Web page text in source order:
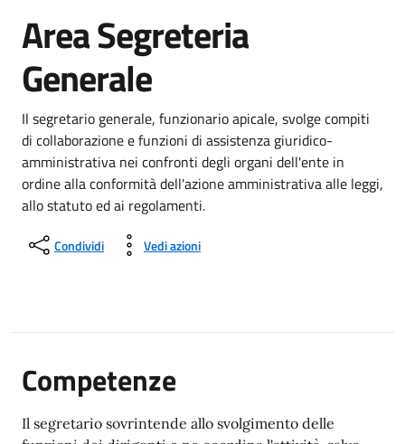
Area Segreteria
Generale
Il segretario generale, funzionario apicale, svolge compiti
di collaborazione e funzioni di assistenza giuridico-
amministrativa nei confronti degli organi dell'ente in
ordine alla conformità dell'azione amministrativa alle leggi,
allo statuto ed ai regolamenti.
Condividi Vedi azioni
Competenze
Il segretario sovrintende allo svolgimento delle